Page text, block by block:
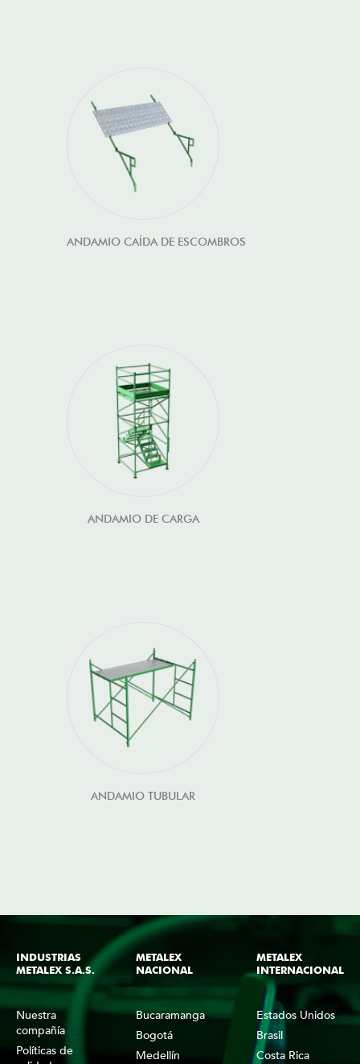
ANDAMIO CAÍDA DE ESCOMBROS
ANDAMIO DE CARGA
ANDAMIO TUBULAR
INDUSTRIAS
METALEX S.A.S.
Nuestra
compañía
Políticas de
METALEX
NACIONAL
Bucaramanga
Bogotá
Medellín
METALEX
INTERNACIONAL
Estados Unidos
Brasil
Costa Rica